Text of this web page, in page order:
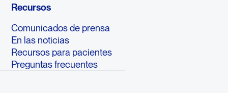
Recursos
Comunicados de prensa
En las noticias
Recursos para pacientes
Preguntas frecuentes